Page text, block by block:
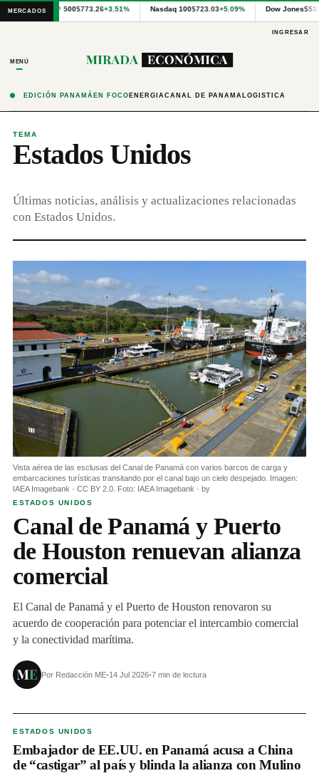
MERCADOS S&P 500$773.26+3.51% Nasdaq 100$723.03+5.09% Dow Jones
Cotizaciones
internacionales
Financial
Modeling
precios
por
Latinex
para
INGRESAR
MENÚ
EDICIÓN PANAMÁ EN FOCO ENERGÍACANAL DE PANAMÁ LOGÍSTICA
TEMA
Estados Unidos
Últimas noticias, análisis y actualizaciones relacionadas
con Estados Unidos.
ESTADOS UNIDOS
Canal de Panamá y Puerto
de Houston renuevan alianza
comercial
El Canal de Panamá y el Puerto de Houston renovaron su
acuerdo de cooperación para potenciar el intercambio comercial
y la conectividad marítima.
Por Redacción ME•14 Jul 2026•7 min de lectura
Vista aérea de las esclusas del Canal de Panamá con varios barcos de carga y
embarcaciones turísticas transitando por el canal bajo un cielo despejado. Imagen:
IAEA Imagebank · CC BY 2.0. Foto: IAEA Imagebank · by
ESTADOS UNIDOS
Embajador de EE.UU. en Panamá acusa a China
de “castigar” al país y blinda la alianza con Mulino